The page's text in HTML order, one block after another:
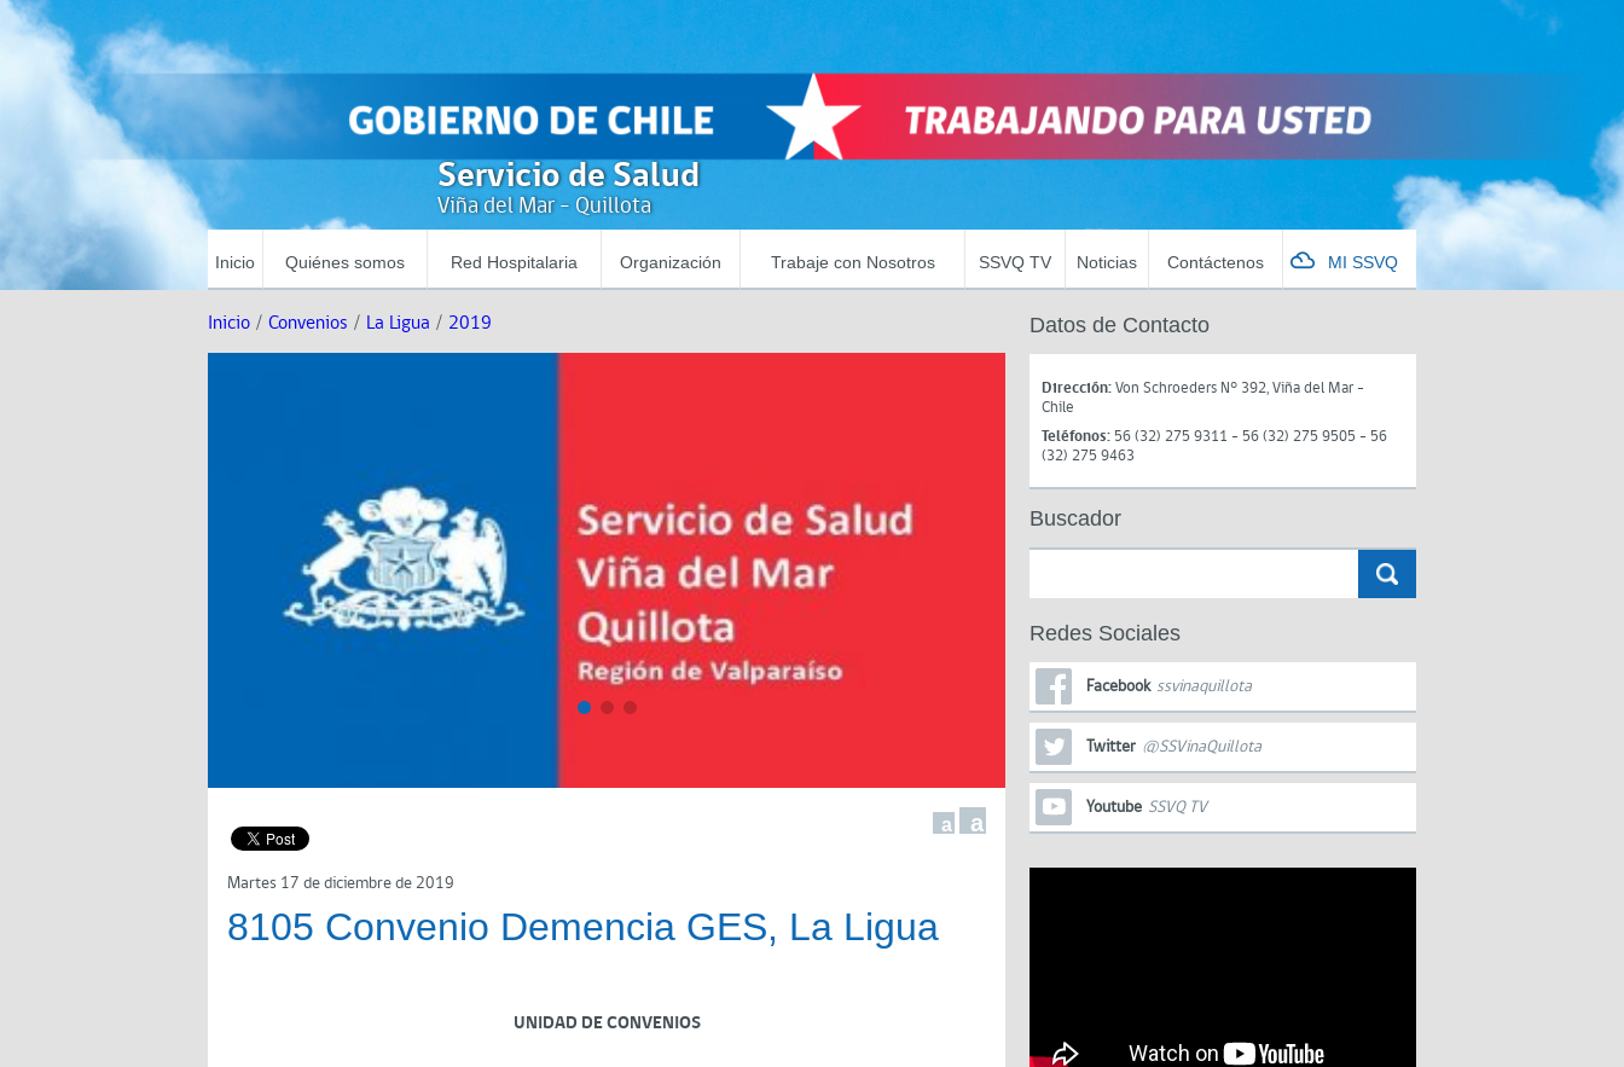
Servicio de Salud
Viña del Mar - Quillota
Inicio Quiénes somos Red Hospitalaria Organización Trabaje con Nosotros SSVQ TV Noticias Contáctenos MI SSVQ
Inicio / Convenios / La Ligua / 2019
a a
Martes 17 de diciembre de 2019
8105 Convenio Demencia GES, La Ligua
UNIDAD DE CONVENIOS
Datos de Contacto
Dirección:Von Schroeders N° 392, Viña del Mar -
Chile
Teléfonos: 56 (32) 275 9311 - 56 (32) 275 9505 - 56
(32) 275 9463
Buscador
Redes Sociales
Facebook ssvinaquillota
Twitter @SSVinaQuillota
Youtube SSVQ TV